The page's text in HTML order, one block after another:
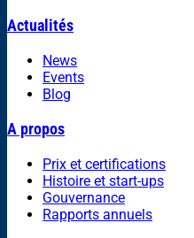
Actualités
News
Events
Blog
A propos
Prix et certifications
Histoire et start-ups
Gouvernance
Rapports annuels